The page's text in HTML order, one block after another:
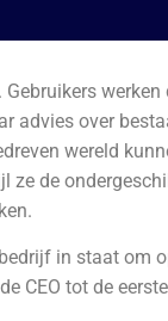
advies over
wereld
ze de
in staat om
CEO tot de